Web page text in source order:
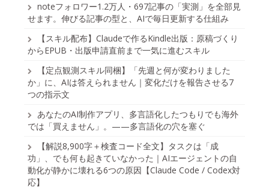
noteフォロワー1.2万人・697記事の「実測」を全部見
せます。伸びる記事の型と、AIで毎日更新する仕組み
【スキル配布】Claudeで作るKindle出版：原稿づくり
からEPUB・出版申請直前まで一気に進むスキル
【定点観測スキル同梱】「先週と何が変わりました
か」に、AIは答えられません｜変化だけを報告させる7
つの指示文
あなたのAI制作アプリ、多言語化したつもりでも海外
では「買えません」。——多言語化の穴を塞ぐ
【解説8,900字＋検査コード全文】タスクは「成
功」、でも何も起きていなかった｜AIエージェントの自
動化が静かに壊れる6つの原因【Claude Code / Codex対
応】